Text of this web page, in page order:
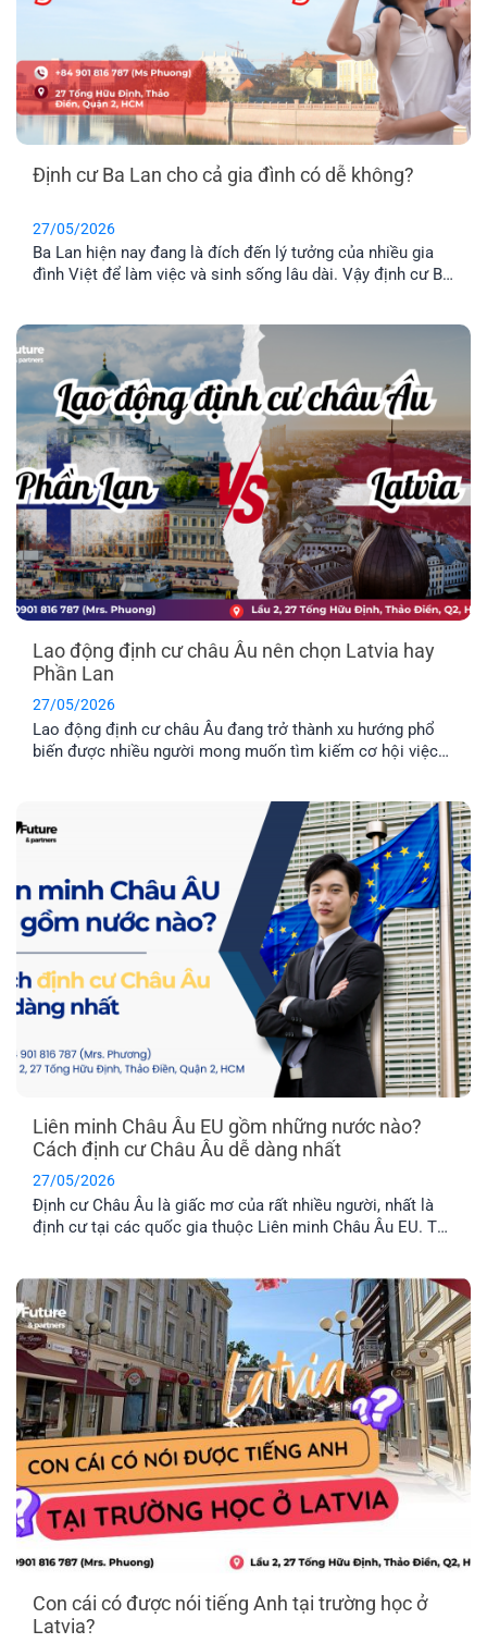
Định cư Ba Lan cho cả gia đình có dễ không?
27/05/2026
Ba Lan hiện nay đang là đích đến lý tưởng của nhiều gia
đình Việt để làm việc và sinh sống lâu dài. Vậy định cư Ba
Lao động định cư châu Âu nên chọn Latvia hay
Phần Lan
27/05/2026
Lao động định cư châu Âu đang trở thành xu hướng phổ
biến được nhiều người mong muốn tìm kiếm cơ hội việc
nhất hiện nay là Latvia và Phần Lan. Mỗi địa điểm đều có
những ưu điểm riêng. Vậy đâu mới là nơi phù hợp nhất với
Liên minh Châu Âu EU gồm những nước nào?
Cách định cư Châu Âu dễ dàng nhất
27/05/2026
Định cư Châu Âu là giấc mơ của rất nhiều người, nhất là
định cư tại các quốc gia thuộc Liên minh Châu Âu EU. Tuy
trình định cư Châu Âu dễ dàng nhất hiện nay? Hãy cùng
EFP tìm hiểu nhé!
Con cái có được nói tiếng Anh tại trường học ở
Latvia?